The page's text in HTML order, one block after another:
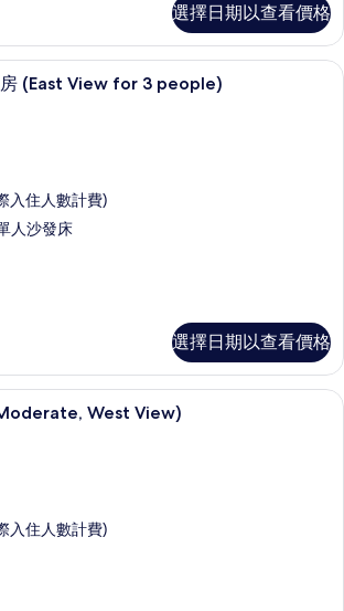
選擇日期以查看價格
書桌、遮光布/窗簾、免費無線上網、
(East View for 3 people)
入住人數計費)
人沙發床
選擇日期以查看價格
書桌、遮光布/窗簾、免費無線上網、
West View)
入住人數計費)